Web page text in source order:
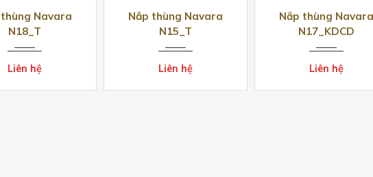
Navara
N18_T
Liên hệ
Nắp thùng Navara
N15_T
Liên hệ
Nắp thùng Navara
N17_KDCD
Liên hệ